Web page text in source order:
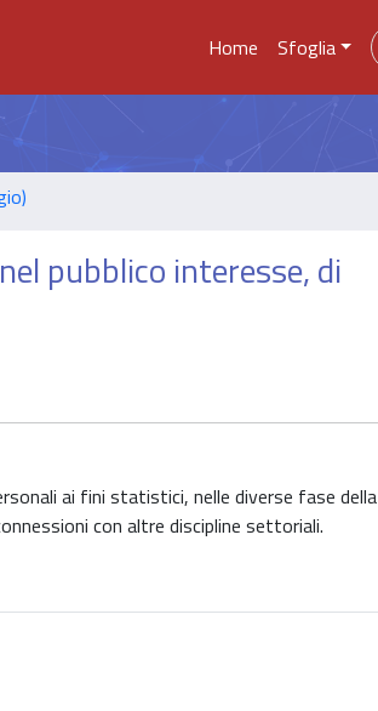
Home Sfoglia
pubblico interesse, di
ai fini statistici, nelle diverse fase della
con altre discipline settoriali.